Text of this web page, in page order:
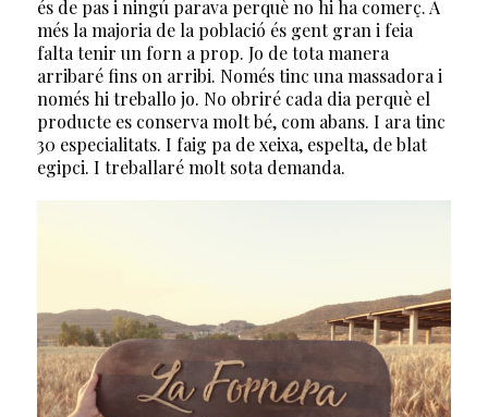
és de pas i ningú parava perquè no hi ha comerç. A
més la majoria de la població és gent gran i feia
falta tenir un forn a prop. Jo de tota manera
arribaré fins on arribi. Només tinc una massadora i
només hi treballo jo. No obriré cada dia perquè el
producte es conserva molt bé, com abans. I ara tinc
30 especialitats. I faig pa de xeixa, espelta, de blat
egipci. I treballaré molt sota demanda.